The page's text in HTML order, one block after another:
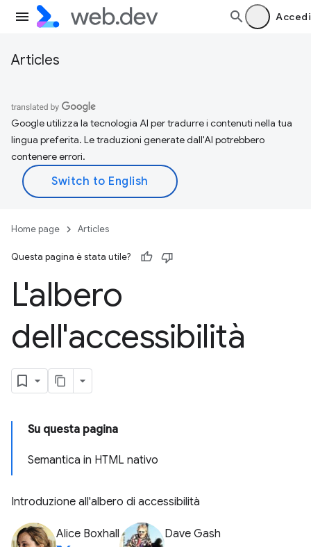
Accedi
Articles
Google utilizza la tecnologia AI per tradurre i contenuti nella tua
lingua preferita. Le traduzioni generate dall'AI potrebbero
contenere errori.
Home page Articles
Questa pagina è stata utile?
L'albero
dell'accessibilità
Su questa pagina
Semantica in HTML nativo
Introduzione all'albero di accessibilità
Alice Boxhall Dave Gash